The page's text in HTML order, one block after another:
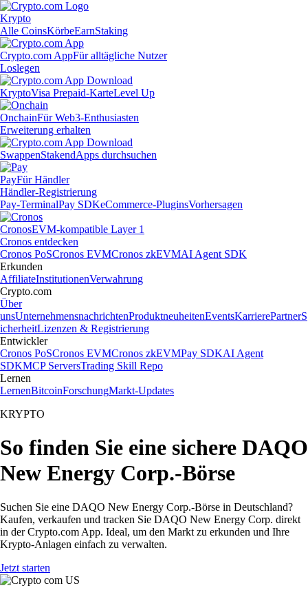
Krypto
Alle CoinsKörbeEarnStaking
Crypto.com AppFür alltägliche Nutzer
Loslegen
KryptoVisa Prepaid-KarteLevel Up
OnchainFür Web3-Enthusiasten
Erweiterung erhalten
SwappenStakendApps durchsuchen
PayFür Händler
Händler-Registrierung
Pay-TerminalPay SDKeCommerce-PluginsVorhersagen
CronosEVM-kompatible Layer 1
Cronos entdecken
Cronos PoSCronos EVMCronos zkEVMAI Agent SDK
Erkunden
AffiliateInstitutionenVerwahrung
Crypto.com
Über
unsUnternehmensnachrichtenProduktneuheitenEventsKarrierePartnerS
icherheitLizenzen & Registrierung
Entwickler
Cronos PoSCronos EVMCronos zkEVMPay SDKAI Agent
SDKMCP ServersTrading Skill Repo
Lernen
LernenBitcoinForschungMarkt-Updates
KRYPTO
So finden Sie eine sichere DAQO
New Energy Corp.-Börse
Suchen Sie eine DAQO New Energy Corp.-Börse in Deutschland?
Kaufen, verkaufen und tracken Sie DAQO New Energy Corp. direkt
in der Crypto.com App. Ideal, um den Markt zu erkunden und Ihre
Krypto-Anlagen einfach zu verwalten.
Jetzt starten